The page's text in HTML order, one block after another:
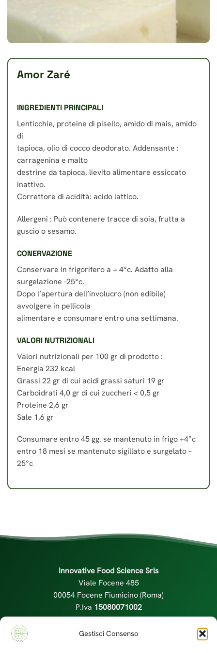
Gestisci Consenso
Amor Zaré
INGREDIENTI PRINCIPALI
Lenticchie, proteine di pisello, amido di mais, amido
di
tapioca, olio di cocco deodorato. Addensante :
carragenina e malto
destrine da tapioca, lievito alimentare essiccato
inattivo.
Correttore di acidità: acido lattico.
Allergeni : Può contenere tracce di soia, frutta a
guscio o sesamo.
CONERVAZIONE
Conservare in frigorifero a + 4°c. Adatto alla
surgelazione -25°c.
Dopo l’apertura dell’involucro (non edibile)
avvolgere in pellicola
alimentare e consumare entro una settimana.
VALORI NUTRIZIONALI
Valori nutrizionali per 100 gr di prodotto :
Energia 232 kcal
Grassi 22 gr di cui acidi grassi saturi 19 gr
Carboidrati 4,0 gr di cui zuccheri < 0,5 gr
Proteine 2,6 gr
Sale 1,6 gr
Consumare entro 45 gg. se mantenuto in frigo +4°c
entro 18 mesi se mantenuto sigillato e surgelato –
25°c
Innovative Food Science Srls
Viale Focene 485
00054 Focene Fiumicino (Roma)
P.Iva 15080071002
info@innovativefood.it